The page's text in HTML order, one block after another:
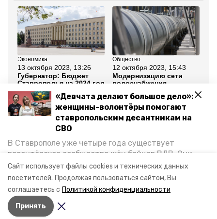
Сайт использует файлы cookies и технических данных
посетителей. Продолжая пользоваться сайтом, Вы
соглашаетесь с Политикой конфиденциальности
Принять
«Девчата делают большое дело»:
женщины-волонтёры помогают
ставропольским десантникам на
СВО
В Ставрополе уже четыре года существует
волонтёрское сообщество жён бойцов ВДВ. Они
организуют сборы вещей и продуктов для
участников спецоперации и лично отвозят всё это
на передовую. Девушки рассказали «Победе26», как
создавали добровольческий клуб и зачем проводят
масштабную акцию к 9 Мая.
Экономика
13 октября 2023, 13:26
Губернатор: Бюджет
Ставрополья на 2024 год
будет социально
ориентированным
Общество
12 октября 2023, 15:43
Модернизацию сети
водоснабжения
Ставрополье
Все новости
отопление минжкх ск
Авторы: Анастасия Колмыкова